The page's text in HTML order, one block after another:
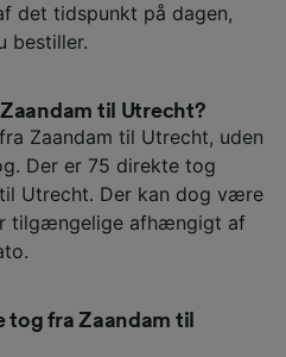
det tidspunkt på dagen,
bestiller.
til Utrecht?
Zaandam til Utrecht, uden
Der er 75 direkte tog
Utrecht. Der kan dog være
tilgængelige afhængigt af
tog fra Zaandam til